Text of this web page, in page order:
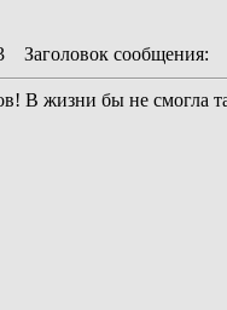
Заголовок сообщения:
В жизни бы не смогла